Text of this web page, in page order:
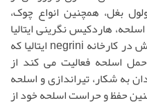
بغل، همچنین انواع چوک،
هاردکیس نگرینی ایتالیا
مدل 1618 با فوم جیر و بدنه ضد خش در کارخانه negrini ایتالیا که
اسلحه فعالیت می کند از
به شکار، تیراندازی و اسلحه
حفظ و حراست اسلحه خود از